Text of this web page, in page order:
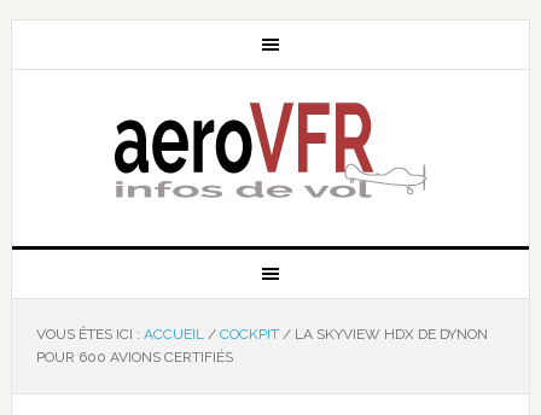
VOUS ÊTES ICI : ACCUEIL / COCKPIT /LA SKYVIEW HDX DE DYNON
POUR 600 AVIONS CERTIFIÉS